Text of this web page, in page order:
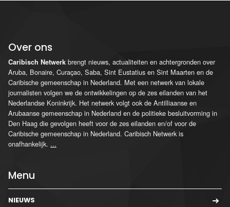
Over ons
Caribisch Netwerk brengt nieuws, actualiteiten en achtergronden over
Aruba, Bonaire, Curaçao, Saba, Sint Eustatius en Sint Maarten en de
Caribische gemeenschap in Nederland. Met een netwerk van lokale
journalisten volgen we de ontwikkelingen op de zes eilanden van het
Nederlandse Koninkrijk. Het netwerk volgt ook de Antilliaanse en
Arubaanse gemeenschap in Nederland en de politieke besluitvorming in
Den Haag die gevolgen heeft voor de zes eilanden en/of voor de
Caribische gemeenschap in Nederland. Caribisch Netwerk is
onafhankelijk. ...
Menu
NIEUWS